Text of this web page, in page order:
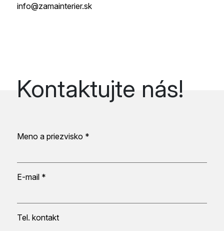
info@zamainterier.sk
Kontaktujte nás!
Meno a priezvisko *
E-mail *
Tel. kontakt